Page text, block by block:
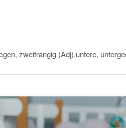
zweitrangig (Adj)​,untere,